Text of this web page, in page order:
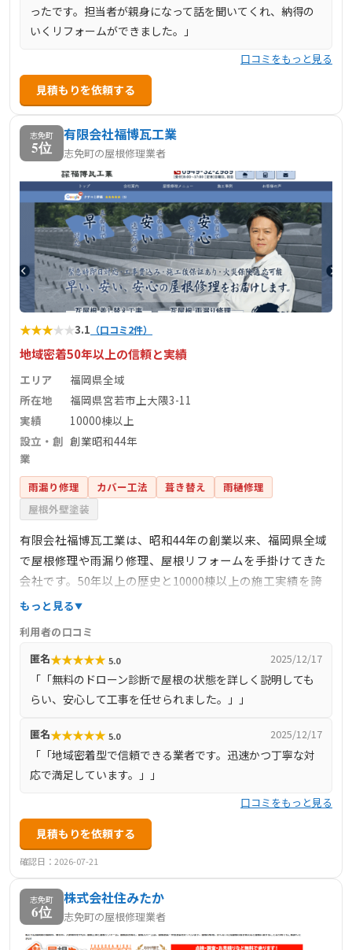
ったです。担当者が親身になって話を聞いてくれ、納得の
いくリフォームができました。」
口コミをもっと見る
見積もりを依頼する
志免町
5位
有限会社福博瓦工業
志免町の屋根修理業者
★★★★★3.1 （口コミ2件）
地域密着50年以上の信頼と実績
エリア
福岡県全域
所在地
福岡県宮若市上大隈3-11
実績
10000棟以上
設立・創
業
創業昭和44年
雨漏り修理 カバー工法 葺き替え
雨樋修理
屋根外壁塗装
有限会社福博瓦工業は、昭和44年の創業以来、福岡県全域
で屋根修理や雨漏り修理、屋根リフォームを手掛けてきた
会社です。50年以上の歴史と10000棟以上の施工実績を誇
り、地域に根差したサービスを提供しています。日本瓦か
断も実施しています。迅速・丁寧・安心をモットーに、お
客様の大切な住まいを守るためのサポートを行っていま
す。
もっと見る
利用者の口コミ
匿名★★★★★ 5.0 2025/12/17
「「無料のドローン診断で屋根の状態を詳しく説明しても
らい、安心して工事を任せられました。」」
匿名★★★★★ 5.0 2025/12/17
「「地域密着型で信頼できる業者です。迅速かつ丁寧な対
応で満足しています。」」
口コミをもっと見る
見積もりを依頼する
確認日：2026-07-21
志免町
6位
株式会社住みたか
志免町の屋根修理業者